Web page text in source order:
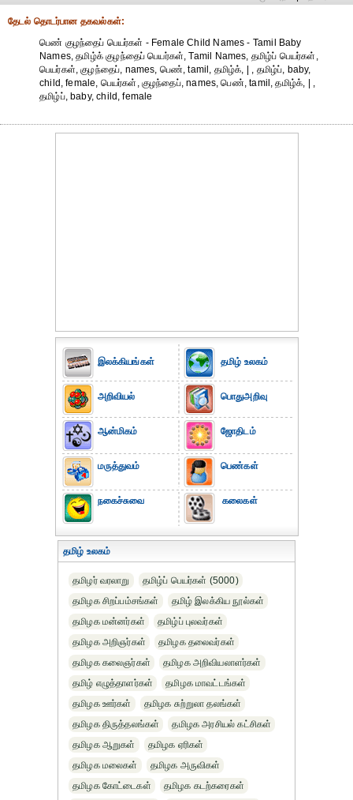
தேட‌ல் தொட‌ர்பான தகவ‌ல்க‌ள்:
பெண் குழந்தைப் பெயர்கள் - Female Child Names - Tamil Baby
Names, தமிழ்க் குழந்தைப் பெயர்கள், Tamil Names, தமிழ்ப் பெயர்கள்,
பெயர்கள், குழந்தைப், names, பெண், tamil, தமிழ்க், | , தமிழ்ப், baby,
child, female, பெயர்கள், குழந்தைப், names, பெண், tamil, தமிழ்க், | ,
தமிழ்ப், baby, child, female
இலக்கியங்கள்
அறிவியல்
ஆன்மிகம்
மருத்துவம்
நகைச்சுவை
தமிழ் உலகம்
பொதுஅறிவு
ஜோதிடம்
பெண்கள்
கலைகள்
தமிழ் உலகம்
தமிழர் வரலாறு
தமிழ்ப் பெயர்கள் (5000)
தமிழக சிறப்பம்சங்கள்
தமிழ் இலக்கிய நூல்கள்
தமிழக மன்னர்கள்
தமிழ்ப் புலவர்கள்
தமிழக அறிஞர்கள்
தமிழக தலைவர்கள்
தமிழக கலைஞர்கள்
தமிழக அறிவியலாளர்கள்‎
தமிழ் எழுத்தாளர்கள்
தமிழக மாவட்டங்கள்
தமிழக ஊர்கள்
தமிழக சுற்றுலா தலங்கள்
தமிழக திருத்தலங்கள்
தமிழக அரசியல் கட்சிகள்
தமிழக ஆறுகள்
தமிழக ஏரிகள்
தமிழக மலைகள்
தமிழக அருவிகள்
தமிழக கோட்டைகள்
தமிழக கடற்கரைகள்